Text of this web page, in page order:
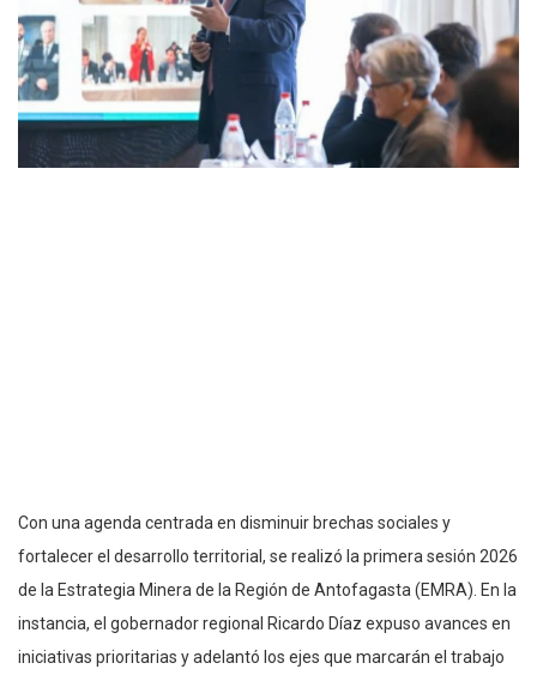
Con una agenda centrada en disminuir brechas sociales y
fortalecer el desarrollo territorial, se realizó la primera sesión 2026
de la Estrategia Minera de la Región de Antofagasta (EMRA). En la
instancia, el gobernador regional Ricardo Díaz expuso avances en
iniciativas prioritarias y adelantó los ejes que marcarán el trabajo